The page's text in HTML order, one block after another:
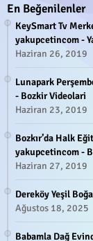
En Beğenilenler
KeySmart Tv
yakupcetincom -
Haziran 26, 2019
Lunapark
- Bozkir Videolari
Haziran 23, 2019
Bozkır’da Halk
yakupcetincom -
Haziran 27, 2019
Dereköy Yeşil
Ağustos 18, 2025
Babamla Dağ